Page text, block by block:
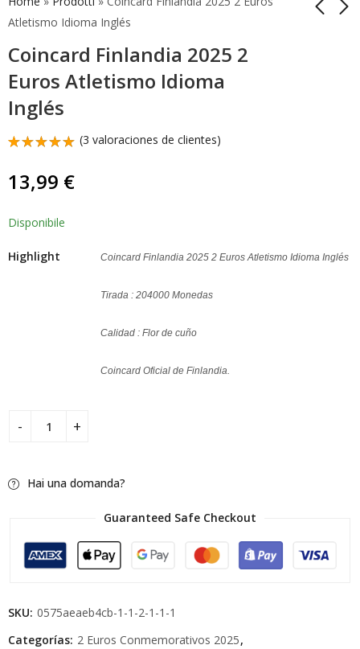
Atletismo Idioma Inglés
Coincard Finlandia 2025 2
Euros Atletismo Idioma
Inglés
Coincard Finlandia
2 Euros
con 5.00
de 5 en
base a
de
clientes
(3 valoraciones de clientes)
13,99 €
Disponibile
Highlight Coincard Finlandia 2025 2 Euros Atletismo Idioma Inglés
Tirada : 204000 Monedas
Calidad : Flor de cuño
Coincard Oficial de Finlandia.
Hai una domanda?
Guaranteed Safe Checkout
SKU: 0575aeaeb4cb-1-1-2-1-1-1
Categorías: 2 Euros Conmemorativos 2025,